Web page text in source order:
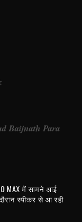
Baijnath Para
MAX में सामने आई
स्पीकर से आ रही